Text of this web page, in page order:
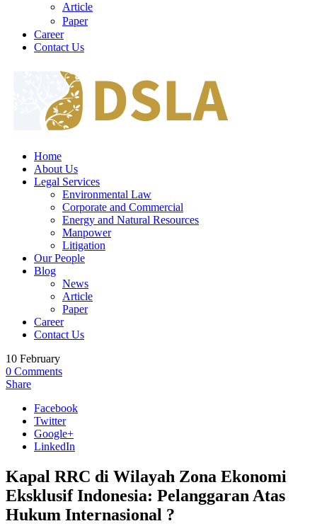
Article
Paper
Career
Contact Us
Home
About Us
Legal Services
Environmental Law
Corporate and Commercial
Energy and Natural Resources
Manpower
Litigation
Our People
Blog
News
Article
Paper
Career
Contact Us
10 February
0 Comments
Share
Facebook
Twitter
Google+
LinkedIn
Kapal RRC di Wilayah Zona Ekonomi
Eksklusif Indonesia: Pelanggaran Atas
Hukum Internasional ?